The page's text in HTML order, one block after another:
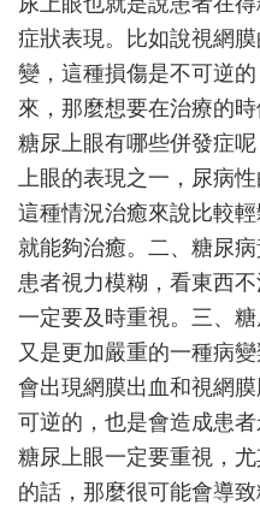
症狀表現。比如說視網
變，這種損傷是不可逆
來，那麼想要在治療的
糖尿上眼有哪些併發症
上眼的表現之一，尿病
這種情況治癒來說比較
就能夠治癒。二、糖尿
患者視力模糊，看東西
一定要及時重視。三、
又是更加嚴重的一種病
會出現網膜出血和視網
可逆的，也是會造成患
糖尿上眼一定要重視，
的話，那麼很可能會導